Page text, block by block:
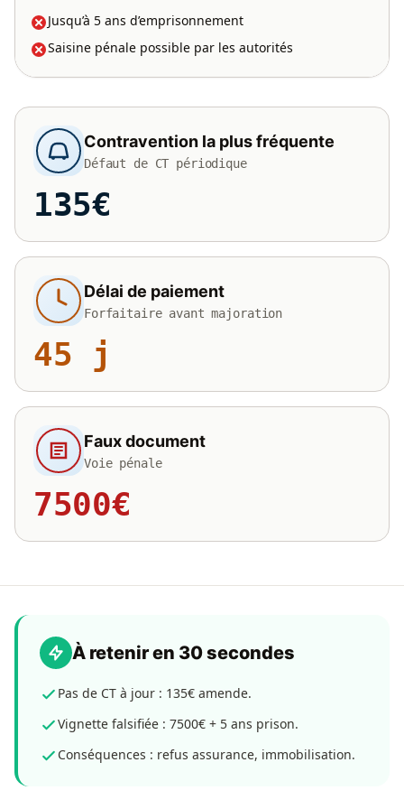
Jusqu’à 5 ans d’emprisonnement
Saisine pénale possible par les autorités
Contravention la plus fréquente
Défaut de CT périodique
135€
Délai de paiement
Forfaitaire avant majoration
45 j
Faux document
Voie pénale
7500€
À retenir en 30 secondes
Pas de CT à jour : 135€ amende.
Vignette falsifiée : 7500€ + 5 ans prison.
Conséquences : refus assurance, immobilisation.